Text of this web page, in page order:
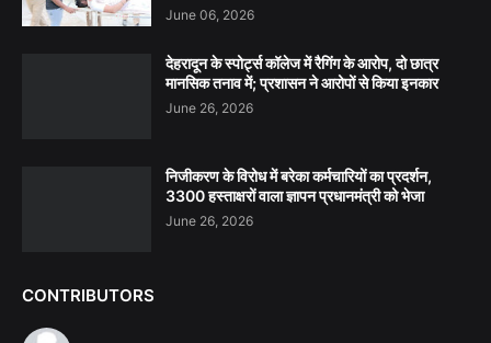
June 06, 2026
देहरादून के स्पोर्ट्स कॉलेज में रैगिंग के आरोप, दो छात्र
मानसिक तनाव में; प्रशासन ने आरोपों से किया इनकार
June 26, 2026
निजीकरण के विरोध में बरेका कर्मचारियों का प्रदर्शन,
3300 हस्ताक्षरों वाला ज्ञापन प्रधानमंत्री को भेजा
June 26, 2026
CONTRIBUTORS